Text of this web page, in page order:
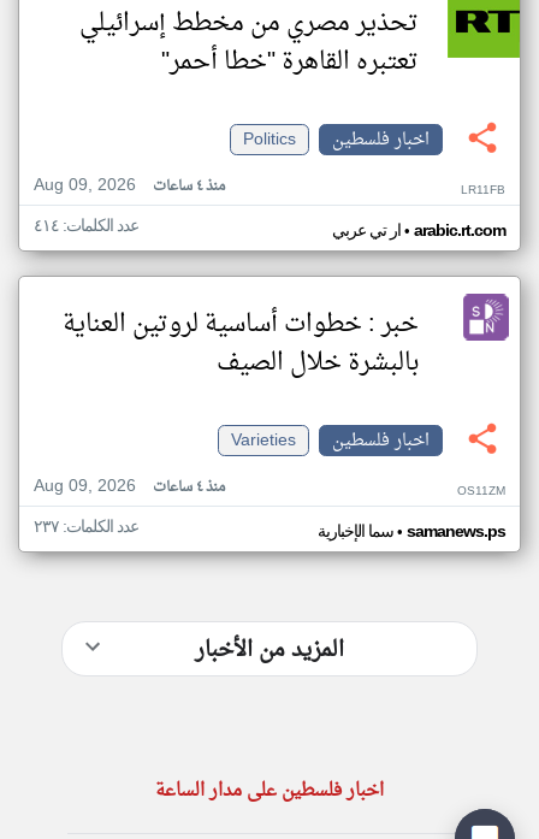
تحذير مصري من مخطط إسرائيلي
تعتبره القاهرة "خطا أحمر"
اخبار فلسطين
Politics
Aug 09, 2026
منذ ٤ ساعات LR11FB
ار تي عربي• arabic.rt.com عدد الكلمات: ٤١٤
خبر : خطوات أساسية لروتين العناية
بالبشرة خلال الصيف
اخبار فلسطين
Varieties
Aug 09, 2026
منذ ٤ ساعات OS11ZM
سما الإخبارية• samanews.ps عدد الكلمات: ٢٣٧
المزيد من الأخبار
اخبار فلسطين على مدار الساعة